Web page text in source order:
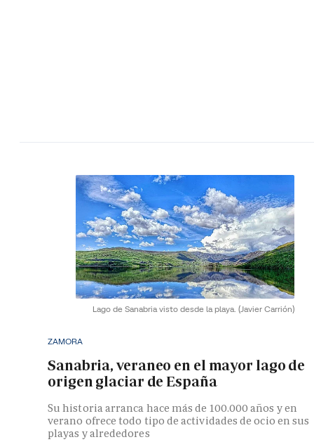
Lago de Sanabria visto desde la playa. (Javier Carrión)
ZAMORA
Sanabria, veraneo en el mayor lago de
origen glaciar de España
Su historia arranca hace más de 100.000 años y en
verano ofrece todo tipo de actividades de ocio en sus
playas y alrededores